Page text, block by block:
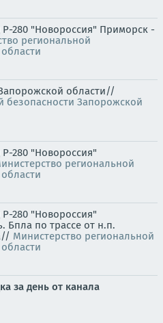
280 "Новороссия" Приморск -
региональной
области//
безопасности Запорожской
280 "Новороссия"
региональной
280 "Новороссия"
Бпла по трассе от н.п.
Министерство региональной
за день от канала